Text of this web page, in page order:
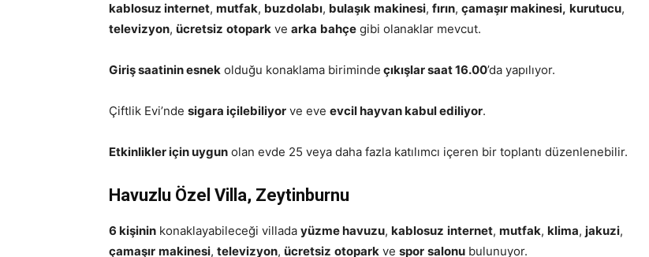
kablosuz internet, mutfak, buzdolabı, bulaşık makinesi, fırın, çamaşır makinesi, kurutucu,
televizyon, ücretsiz otopark ve arka bahçe gibi olanaklar mevcut.
Giriş saatinin esnek olduğu konaklama biriminde çıkışlar saat 16.00’da yapılıyor.
Çiftlik Evi’nde sigara içilebiliyor ve eve evcil hayvan kabul ediliyor.
Etkinlikler için uygun olan evde 25 veya daha fazla katılımcı içeren bir toplantı düzenlenebilir.
Havuzlu Özel Villa, Zeytinburnu
6 kişinin konaklayabileceği villada yüzme havuzu, kablosuz internet, mutfak, klima, jakuzi,
çamaşır makinesi, televizyon, ücretsiz otopark ve spor salonu bulunuyor.